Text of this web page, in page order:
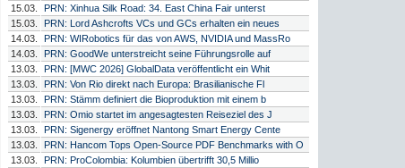
15.03.
PRN: Xinhua Silk Road: 34. East China Fair unterst
15.03.
PRN: Lord Ashcrofts VCs und GCs erhalten ein neues
14.03.
PRN: WIRobotics für das von AWS, NVIDIA und MassRo
14.03.
PRN: GoodWe unterstreicht seine Führungsrolle auf
13.03.
PRN: [MWC 2026] GlobalData veröffentlicht ein Whit
13.03.
PRN: Von Rio direkt nach Europa: Brasilianische Fl
13.03.
PRN: Stämm definiert die Bioproduktion mit einem b
13.03.
PRN: Omio startet im angesagtesten Reiseziel des J
13.03.
PRN: Sigenergy eröffnet Nantong Smart Energy Cente
13.03.
PRN: Hancom Tops Open-Source PDF Benchmarks with O
13.03.
PRN: ProColombia: Kolumbien übertrifft 30,5 Millio